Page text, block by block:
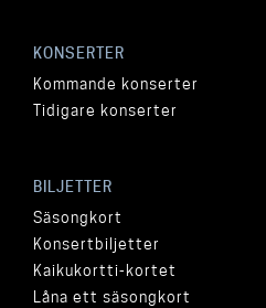
KONSERTER
Kommande konserter
Tidigare konserter
BILJETTER
Säsongkort
Konsertbiljetter
Kaikukortti-kortet
Låna ett säsongkort